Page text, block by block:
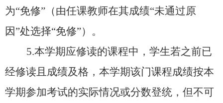
为“免修” （由任课教师在其成绩“未通过原
因”处选择“免修”）。
5.本学期应修读的课程中，学生若之前已
经修读且成绩及格， 本学期该门课程成绩按本
学期参加考试的实际情况或分数登统，但不可